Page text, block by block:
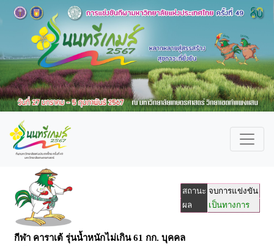
สถานะ จบการแข่งขัน
ผล
เป็นทางการ
กีฬา คาราเต้ รุ่นน้ำหนักไม่เกิน 61 กก. บุคคล